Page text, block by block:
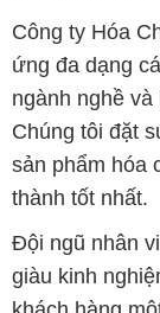
Công ty Hóa
ứng đa dạng
ngành nghề
Chúng tôi đặt
sản phẩm hóa
thành tốt nhất.
Đội ngũ nhân
giàu kinh